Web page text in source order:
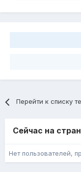
Перейти к списку
Сейчас на
Нет пользователей,